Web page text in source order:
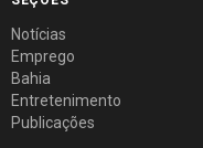
Notícias
Emprego
Bahia
Entretenimento
Publicações